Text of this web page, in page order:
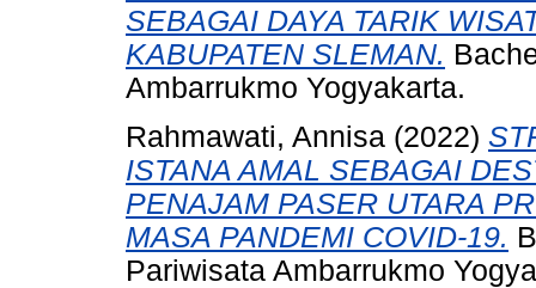
SEBAGAI DAYA TARIK
KABUPATEN SLEMAN.
Ambarrukmo Yogyakarta.
Rahmawati, Annisa (2022)
ISTANA AMAL SEBAGAI
PENAJAM PASER UTARA
MASA PANDEMI COVID-19.
Pariwisata Ambarrukmo